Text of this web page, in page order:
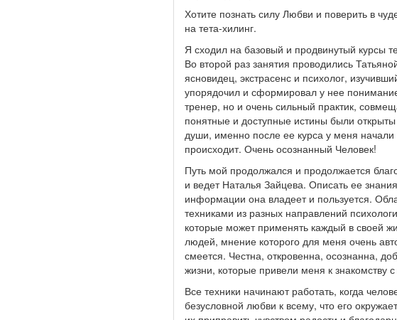
Хотите познать силу Любви и поверить в
на тета-хилинг.
Я сходил на базовый и продвинутый курсы
Во второй раз занятия проводились
ясновидец, экстрасенс и психолог,
упорядочил и сформировал у нее
тренер, но и очень сильный практик,
понятные и доступные истины были
души, именно после ее курса у меня начали
происходит. Очень осознанный Человек!
Путь мой продолжался и продолжается
и ведет Наталья Зайцева. Описать ее
информации она владеет и пользуется.
техниками из разных направлений
которые может применять каждый в своей
людей, мнение которого для меня очень
смеется. Честна, откровенна, осознанна,
жизни, которые привели меня к знакомству
Все техники начинают работать, когда
безусловной любви к всему, что его